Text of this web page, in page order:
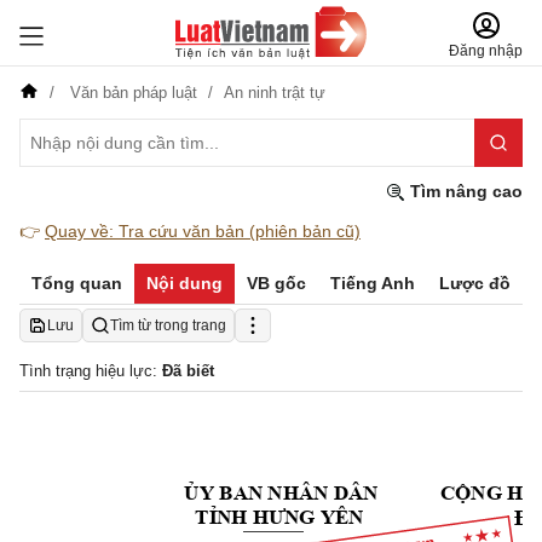
Đăng nhập
Văn bản pháp luật An ninh trật tự
Tìm nâng cao
👉 Quay về: Tra cứu văn bản (phiên bản cũ)
Tổng quan Nội dung VB gốc Tiếng Anh Lược đồ
Lưu Tìm từ trong trang
Tình trạng hiệu lực: Đã biết
ỦY BAN NHÂN DÂN
TỈNH HƯNG YÊN
CỘNG